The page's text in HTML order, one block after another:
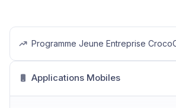
Programme Jeune Entreprise
Applications Mobiles